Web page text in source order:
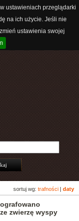
ustawieniach przeglądarki
na ich użycie. Jeśli nie
ustawienia swojej
sortuj wg: trafności daty
zwierzę wyspy